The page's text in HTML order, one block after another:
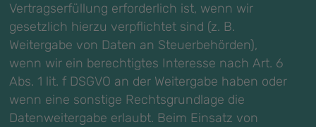
Vertragserfüllung erforderlich ist, wenn wir
gesetzlich hierzu verpflichtet sind (z. B.
Weitergabe von Daten an Steuerbehörden),
wenn wir ein berechtigtes Interesse nach Art. 6
Abs. 1 lit. f DSGVO an der Weitergabe haben oder
wenn eine sonstige Rechtsgrundlage die
Datenweitergabe erlaubt. Beim Einsatz von